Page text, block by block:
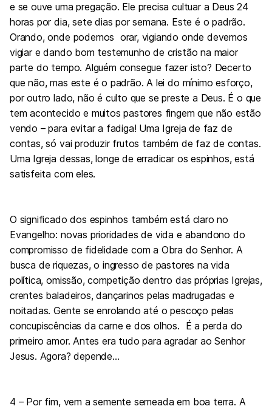
e se ouve uma pregação. Ele precisa cultuar a Deus 24
horas por dia, sete dias por semana. Este é o padrão.
Orando, onde podemos orar, vigiando onde devemos
vigiar e dando bom testemunho de cristão na maior
parte do tempo. Alguém consegue fazer isto? Decerto
que não, mas este é o padrão. A lei do mínimo esforço,
por outro lado, não é culto que se preste a Deus. É o que
tem acontecido e muitos pastores fingem que não estão
vendo – para evitar a fadiga! Uma Igreja de faz de
contas, só vai produzir frutos também de faz de contas.
Uma Igreja dessas, longe de erradicar os espinhos, está
satisfeita com eles.
O significado dos espinhos também está claro no
Evangelho: novas prioridades de vida e abandono do
compromisso de fidelidade com a Obra do Senhor. A
busca de riquezas, o ingresso de pastores na vida
política, omissão, competição dentro das próprias Igrejas,
crentes baladeiros, dançarinos pelas madrugadas e
noitadas. Gente se enrolando até o pescoço pelas
concupiscências da carne e dos olhos. É a perda do
primeiro amor. Antes era tudo para agradar ao Senhor
Jesus. Agora? depende…
4 – Por fim, vem a semente semeada em boa terra. A